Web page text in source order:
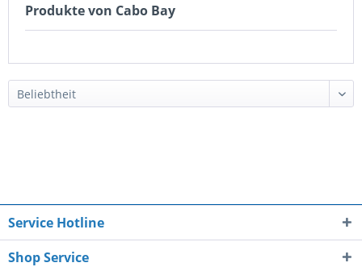
Produkte von Cabo Bay
Service Hotline
Shop Service